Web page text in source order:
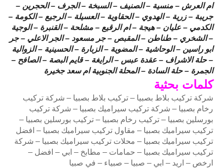
ام العرش – منسية – الصنيف – السبخة – الجرف – الحجرين –
جريبة – زرية – الهدوي – الحقاوية – العسيلة – الرجيع – الكومة –
الكدمي – عليان – هيجة – ام الرقيع – مشلحة – القنبرة – الوجية
– الشخري – طناطن – المقبص – جر مسعود – الجر الاعلي – جر
ابو راسين – الوحاشية – المضوية – الزبارة – الحسينية – الزوالية
– حلة الاشراف – عقدة عبس – الرايغة – قايم البصة – الصافح –
الجمرة – حلة السادة – المحلة الجنوبية ام سعد جخيرة
كلمات بحثية
شركة تركيب بلاط بصبيا – تركيب بلاط بصبيا – شركة تركيب
رخام بصبيا – شركة تركيب سيراميك بصبيا – شركة تركيب
بورسلين بصبيا – تركيب رخام بصبيا – تركيب بورسلين بصبيا –
تركيب سيراميك بصبيا – مقاول تركيب سيراميك بصبيا – افضل
تركيب سيراميك بصبيا – محلات تركيب سيراميك بصبيا – شركة
تركيب سيراميك بصبيا – حمامات – مطابخ – ابي – افضل –
ارخص – اريد – ابي – صبيا – صبياء – في صبيا